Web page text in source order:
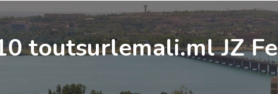
toutsurlemali.ml JZ